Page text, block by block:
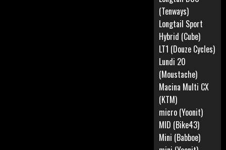
(Tenways)
Longtail Sport
Hybrid (Cube)
LT1 (Douze Cycles)
Lundi 20
(Moustache)
Macina Multi CX
(KTM)
micro (Yoonit)
MID (Bike43)
Mini (Babboe)